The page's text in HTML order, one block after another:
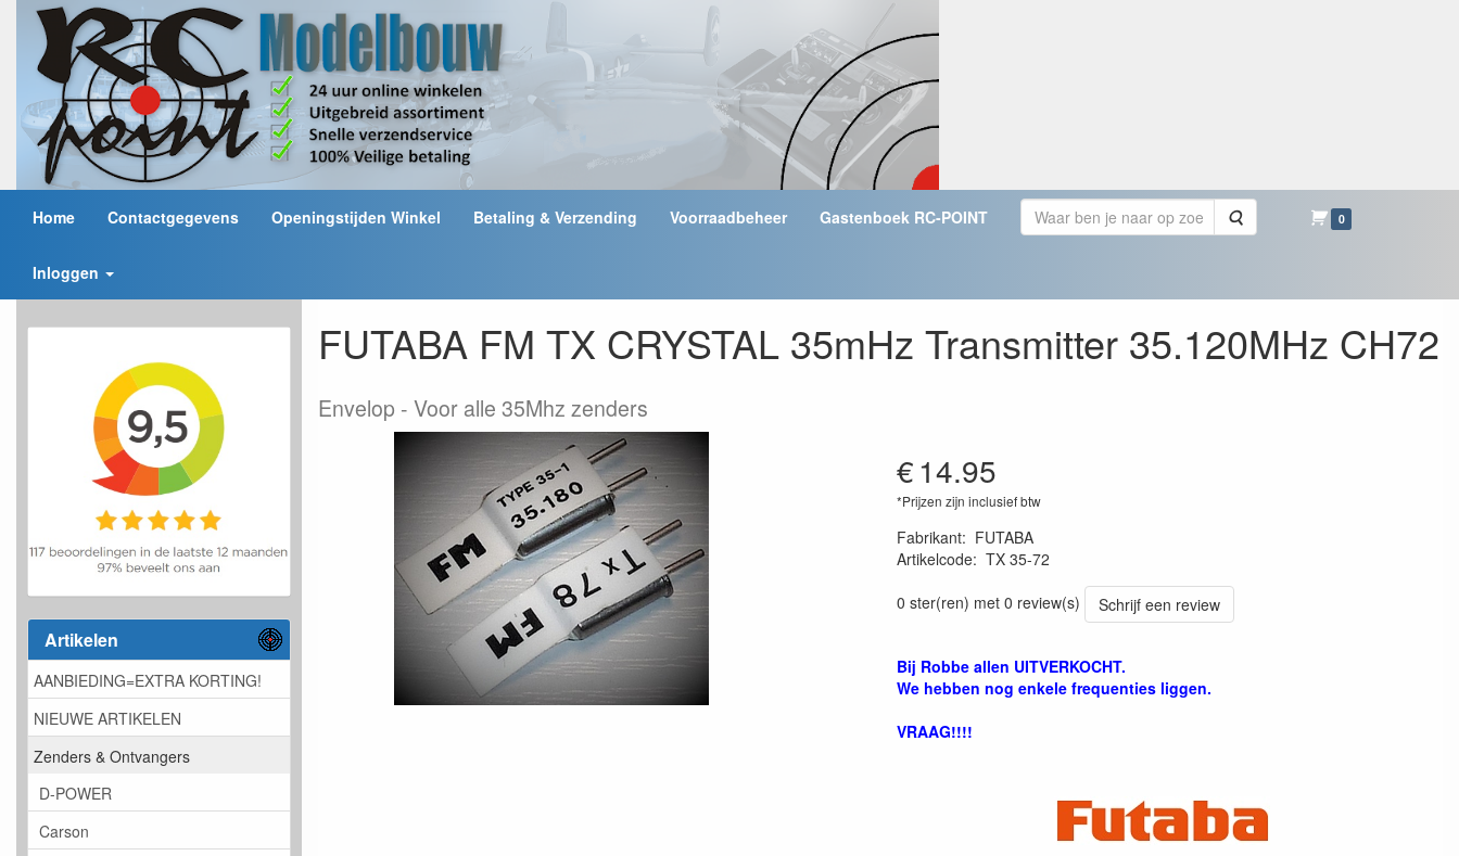
Home Contactgegevens Openingstijden Winkel Betaling & Verzending Voorraadbeheer Gastenboek RC-POINT Zoeken 0
Inloggen
Artikelen
AANBIEDING=EXTRA KORTING!
NIEUWE ARTIKELEN
Zenders & Ontvangers
D-POWER
Carson
FUTABA FM TX CRYSTAL 35mHz Transmitter 35.120MHz CH72
Envelop Voor alle 35Mhz zenders
€14.95
*Prijzen zijn inclusief btw
Fabrikant: FUTABA
Artikelcode: TX 35-72
0 ster(ren) met 0 review(s)
Schrijf een review
Bij Robbe allen UITVERKOCHT.
We hebben nog enkele frequenties liggen.
VRAAG!!!!